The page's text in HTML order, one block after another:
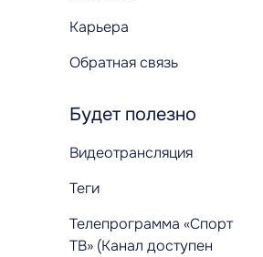
Карьера
Обратная связь
Будет полезно
Видеотрансляция
Теги
Телепрограмма «Спорт
ТВ» (Канал доступен